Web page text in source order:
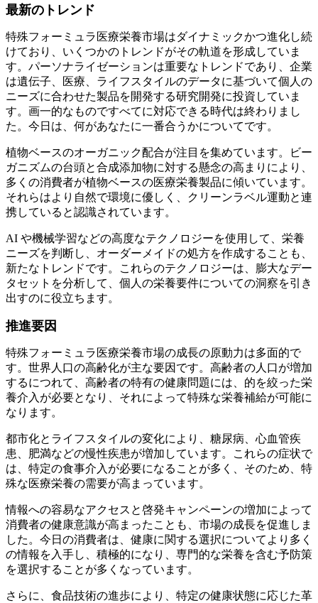
最新のトレンド
特殊フォーミュラ医療栄養市場はダイナミックかつ進化し続
けており、いくつかのトレンドがその軌道を形成していま
す。パーソナライゼーションは重要なトレンドであり、企業
は遺伝子、医療、ライフスタイルのデータに基づいて個人の
ニーズに合わせた製品を開発する研究開発に投資していま
す。画一的なものですべてに対応できる時代は終わりまし
た。今日は、何があなたに一番合うかについてです。
植物ベースのオーガニック配合が注目を集めています。ビー
ガニズムの台頭と合成添加物に対する懸念の高まりにより、
多くの消費者が植物ベースの医療栄養製品に傾いています。
それらはより自然で環境に優しく、クリーンラベル運動と連
携していると認識されています。
AI や機械学習などの高度なテクノロジーを使用して、栄養
ニーズを判断し、オーダーメイドの処方を作成することも、
新たなトレンドです。これらのテクノロジーは、膨大なデー
タセットを分析して、個人の栄養要件についての洞察を引き
出すのに役立ちます。
推進要因
特殊フォーミュラ医療栄養市場の成長の原動力は多面的で
す。世界人口の高齢化が主な要因です。高齢者の人口が増加
するにつれて、高齢者の特有の健康問題には、的を絞った栄
養介入が必要となり、それによって特殊な栄養補給が可能に
なります。
都市化とライフスタイルの変化により、糖尿病、心血管疾
患、肥満などの慢性疾患が増加しています。これらの症状で
は、特定の食事介入が必要になることが多く、そのため、特
殊な医療栄養の需要が高まっています。
情報への容易なアクセスと啓発キャンペーンの増加によって
消費者の健康意識が高まったことも、市場の成長を促進しま
した。今日の消費者は、健康に関する選択についてより多く
の情報を入手し、積極的になり、専門的な栄養を含む予防策
を選択することが多くなっています。
さらに、食品技術の進歩により、特定の健康状態に応じた革